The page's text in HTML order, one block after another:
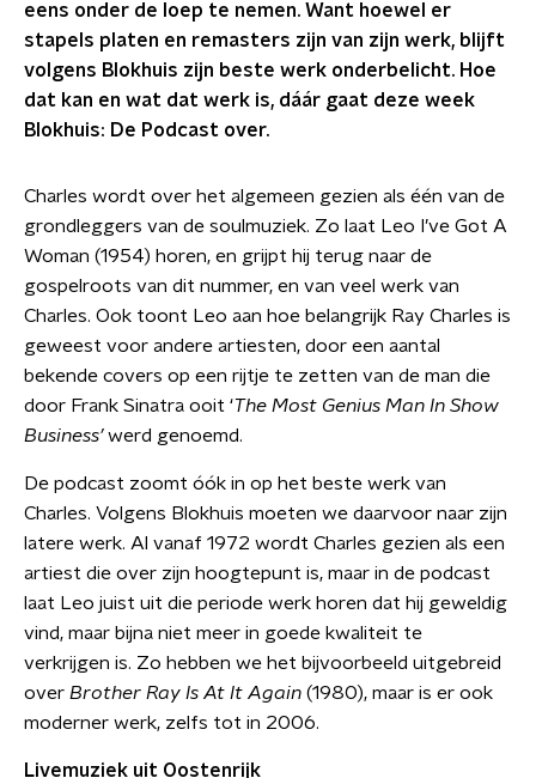
eens onder de loep te nemen. Want hoewel er
stapels platen en remasters zijn van zijn werk, blijft
volgens Blokhuis zijn beste werk onderbelicht. Hoe
dat kan en wat dat werk is, dáár gaat deze week
Blokhuis: De Podcast over.
Charles wordt over het algemeen gezien als één van de
grondleggers van de soulmuziek. Zo laat Leo I’ve Got A
Woman (1954) horen, en grijpt hij terug naar de
gospelroots van dit nummer, en van veel werk van
Charles. Ook toont Leo aan hoe belangrijk Ray Charles is
geweest voor andere artiesten, door een aantal
bekende covers op een rijtje te zetten van de man die
door Frank Sinatra ooit ‘The Most Genius Man In Show
Business’werd genoemd.
De podcast zoomt óók in op het beste werk van
Charles. Volgens Blokhuis moeten we daarvoor naar zijn
latere werk. Al vanaf 1972 wordt Charles gezien als een
artiest die over zijn hoogtepunt is, maar in de podcast
laat Leo juist uit die periode werk horen dat hij geweldig
vind, maar bijna niet meer in goede kwaliteit te
verkrijgen is. Zo hebben we het bijvoorbeeld uitgebreid
over Brother Ray Is At It Again (1980), maar is er ook
moderner werk, zelfs tot in 2006.
Livemuziek uit Oostenrijk